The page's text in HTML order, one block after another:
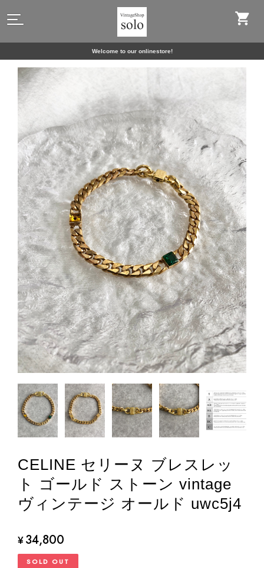
Welcome to our onlinestore!
CELINE セリーヌ ブレスレッ
ト ゴールド ストーン vintage
ヴィンテージ オールド uwc5j4
¥34,800
SOLD OUT